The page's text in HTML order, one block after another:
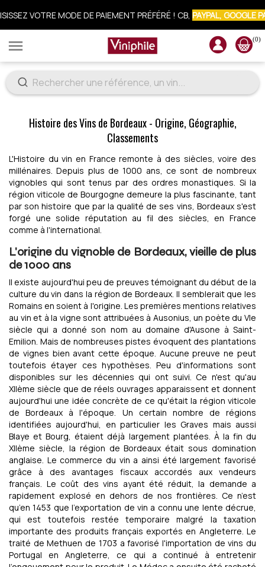
VOUS À LA NEWSLETTER : 10% OFFERTS SUR VOTRE
 (0)
Histoire des Vins de Bordeaux - Origine, Géographie,
Classements
L'Histoire du vin en France remonte à des siècles, voire des
millénaires. Depuis plus de 1000 ans, ce sont de nombreux
vignobles qui sont tenus par des ordres monastiques. Si la
région viticole de Bourgogne demeure la plus fascinante, tant
par son histoire que par la qualité de ses vins, Bordeaux s'est
forgé une solide réputation au fil des siècles, en France
comme à l'international.
L'origine du vignoble de Bordeaux, vieille de plus
de 1000 ans
Il existe aujourd'hui peu de preuves témoignant du début de la
culture du vin dans la région de Bordeaux. Il semblerait que les
Romains en soient à l'origine. Les premières mentions relatives
au vin et à la vigne sont attribuées à Ausonius, un poète du VIe
siècle qui a donné son nom au domaine d'Ausone à Saint-
Emilion. Mais de nombreuses pistes évoquent des plantations
de vignes bien avant cette époque. Aucune preuve ne peut
toutefois étayer ces hypothèses. Peu d'informations sont
disponibles sur les décennies qui ont suivi. Ce n'est qu'au
XIIème siècle que de réels ouvrages apparaissent et donnent
aujourd'hui une idée concrète de ce qu'était la région viticole
de Bordeaux à l'époque. Un certain nombre de régions
identifiées aujourd'hui, en particulier les Graves mais aussi
Blaye et Bourg, étaient déjà largement plantées. À la fin du
XIIème siècle, la région de Bordeaux était sous domination
anglaise. Le commerce du vin a ainsi été largement favorisé
grâce à des avantages fiscaux accordés aux vendeurs
français. Le coût des vins ayant été réduit, la demande a
rapidement explosé en dehors de nos frontières. Ce n’est
qu’en 1453 que l’exportation de vin a connu une lente décrue,
qui est toutefois restée temporaire malgré la taxation
importante des produits français exportés en Angleterre. Le
traité de Methuen de 1703 a favorisé l'importation de vins du
Portugal en Angleterre, ce qui a continué à entretenir